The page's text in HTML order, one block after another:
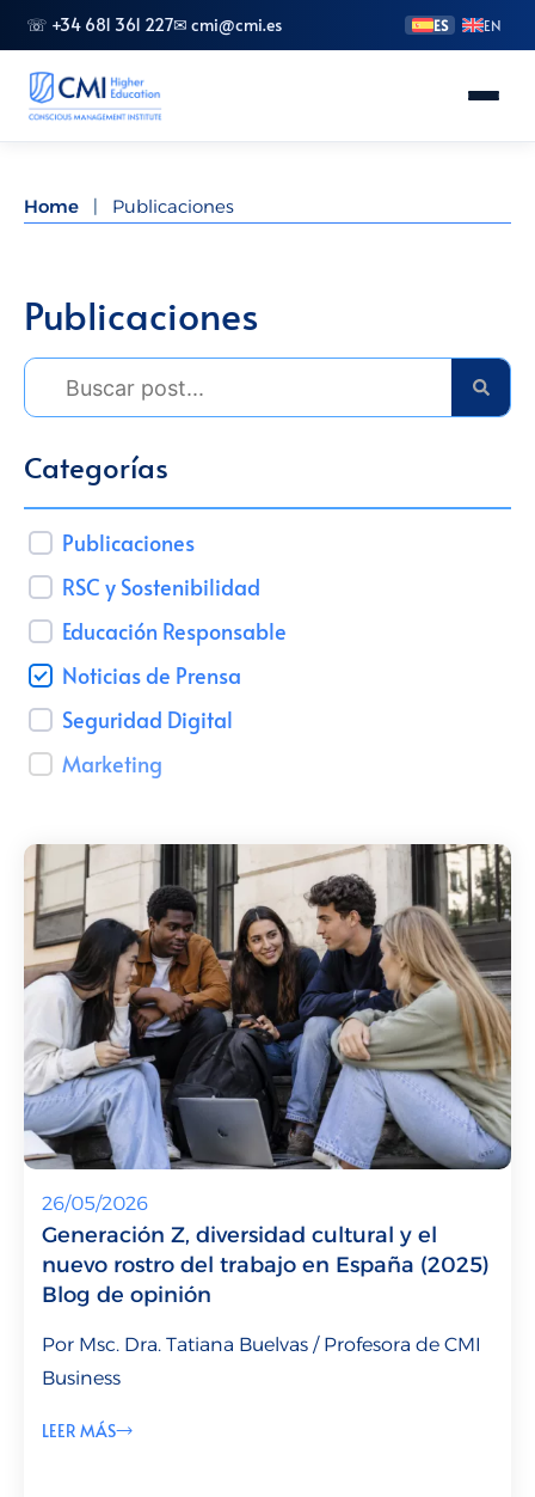
☏ +34 681 361 227✉ cmi@cmi.es ES EN
FP Superior
Grados
Especializaciones
Doctorado
Talento para empresas
CMI Journal
Home | Publicaciones
Publicaciones
Publicaciones
RSC y Sostenibilidad
Educación Responsable
Noticias de Prensa
Seguridad Digital
Marketing
26/05/2026
Generación Z, diversidad cultural y el
nuevo rostro del trabajo en España (2025)
Blog de opinión
Por Msc. Dra. Tatiana Buelvas / Profesora de CMI
Business
LEER MÁS